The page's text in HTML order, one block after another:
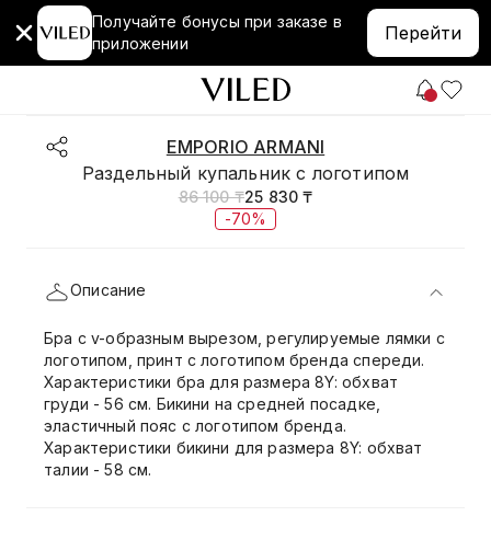
Получайте бонусы при заказе в
приложении
Перейти
EMPORIO ARMANI
Раздельный купальник с логотипом
86 100 ₸25 830 ₸
-70%
Описание
Бра с v-образным вырезом, регулируемые лямки с
логотипом, принт с логотипом бренда спереди.
Характеристики бра для размера 8Y: обхват
груди - 56 см. Бикини на средней посадке,
эластичный пояс с логотипом бренда.
Характеристики бикини для размера 8Y: обхват
талии - 58 см.